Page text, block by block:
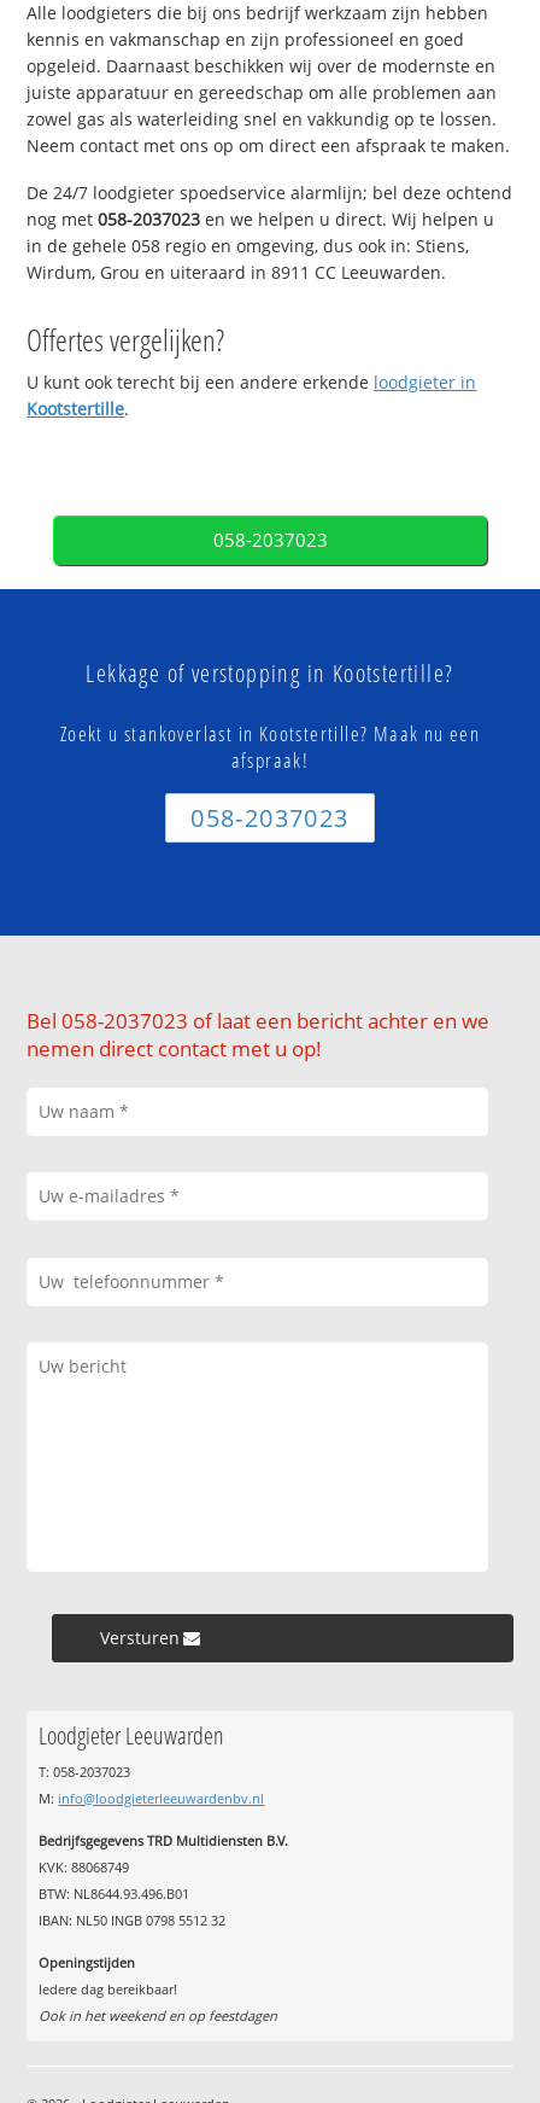
Alle loodgieters die bij ons bedrijf werkzaam zijn hebben
kennis en vakmanschap en zijn professioneel en goed
opgeleid. Daarnaast beschikken wij over de modernste en
juiste apparatuur en gereedschap om alle problemen aan
zowel gas als waterleiding snel en vakkundig op te lossen.
Neem contact met ons op om direct een afspraak te maken.
De 24/7 loodgieter spoedservice alarmlijn; bel deze ochtend
nog met058-2037023 en we helpen u direct. Wij helpen u
in de gehele 058 regio en omgeving, dus ook in: Stiens,
Wirdum, Grou en uiteraard in 8911 CC Leeuwarden.
Offertes vergelijken?
U kunt ook terecht bij een andere erkende loodgieter in
Kootstertille.
058-2037023
Lekkage of verstopping in Kootstertille?
Zoekt u stankoverlast in Kootstertille? Maak nu een
afspraak!
058-2037023
Bel 058-2037023 of laat een bericht achter en we
nemen direct contact met u op!
Versturen »
Loodgieter Leeuwarden
T: 058-2037023
M: info@loodgieterleeuwardenbv.nl
Bedrijfsgegevens TRD Multidiensten B.V.
KVK: 88068749
BTW: NL8644.93.496.B01
IBAN: NL50 INGB 0798 5512 32
Openingstijden
Iedere dag bereikbaar!
Ook in het weekend en op feestdagen